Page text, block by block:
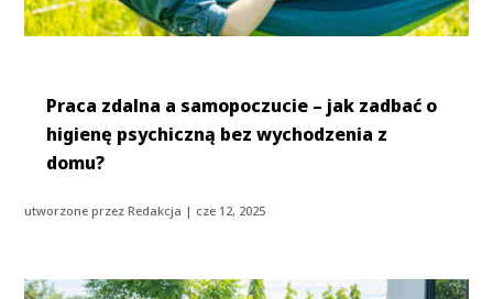
Praca zdalna a samopoczucie – jak zadbać o
higienę psychiczną bez wychodzenia z
domu?
utworzone przezRedakcja | cze 12, 2025